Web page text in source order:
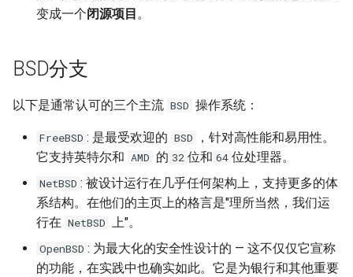
crontab
错
Docker 数据卷
Docker cp 命令
如何使用docker-php-ext-
install安装扩展模块？
如何为Alpine容器安装Perl套
件？
编排 Gogs 应用？
如何使用 Docker-Compose
部署 PHP 项目？
使用 Docker-Compose 部署
Harbor 仓库
Docker Swarm
python 列表常用方法
python 列表基本操作
python 序列和列表
python获取公网IP地址
python以脚本方式运行
Memcached 服务启动脚本
XenServer 使用命令行更新补
XenServer 设置虚拟机CPU权
XenServer 重置root账户密码
化(HVM)
XenServer 销毁指定的 VDI
XenServer 隐藏的虚拟机
Haproxy 日志
Squid 正向代理
Squid 隐藏头部信息
Squid refresh_pattern 指令
Squid Forwarding loop
detected
Mysql sleep()函数
Postgresql 导出与导入示例
redis 常用命令
Mysql innodb replication
Oracle the password has
expired
Mysql 使用defaults-file免密
Ubuntu 使用iftop查看网络流
使用iotop找到占用磁盘io的进
程
Ubuntu 关闭 Swap
Ubuntu 设置 swappiness
Ubuntu 系统 chpasswd 命令
Ubuntu 替换 cosmos 壁纸
变成一个闭源项目 。
BSD分支
以下是通常认可的三个主流 BSD 操作系统：
FreeBSD : 是最受欢迎的 BSD
，针对高性能和易用性。
它支持英特尔和 AMD 的 32 位和 64 位处理器。
NetBSD : 被设计运行在几乎任何架构上，支持更多的体
系结构。在他们的主页上的格言是"理所当然，我们运
行在 NetBSD 上"。
OpenBSD : 为最大化的安全性设计的 — 这不仅仅它宣称
的功能，在实践中也确实如此。它是为银行和其他重要